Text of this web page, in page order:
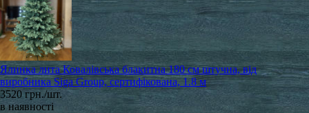
Ялинка лита Ковалівська блакитна 180 см штучна, від
виробника Siga Group, сертифікована, 1.8 м
3520 грн./шт.
в наявності